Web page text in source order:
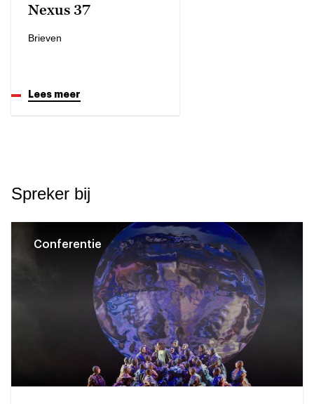
Nexus 37
Brieven
Lees meer
Spreker bij
Conferentie